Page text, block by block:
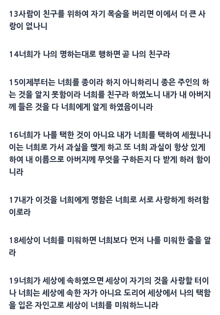
13사람이 친구를 위하여 자기 목숨을 버리면 이에서 더 큰 사
랑이 없나니
14너희가 나의 명하는대로 행하면 곧 나의 친구라
15이제부터는 너희를 종이라 하지 아니하리니 종은 주인의 하
는 것을 알지 못함이라 너희를 친구라 하였노니 내가 내 아버지
께 들은 것을 다 너희에게 알게 하였음이니라
16너희가 나를 택한 것이 아니요 내가 너희를 택하여 세웠나니
이는 너희로 가서 과실을 맺게 하고 또 너희 과실이 항상 있게
하여 내 이름으로 아버지께 무엇을 구하든지 다 받게 하려 함이
니라
17내가 이것을 너희에게 명함은 너희로 서로 사랑하게 하려함
이로라
18세상이 너희를 미워하면 너희보다 먼저 나를 미워한 줄을 알
라
19너희가 세상에 속하였으면 세상이 자기의 것을 사랑할 터이
나 너희는 세상에 속한 자가 아니요 도리어 세상에서 나의 택함
을 입은 자인고로 세상이 너희를 미워하느니라